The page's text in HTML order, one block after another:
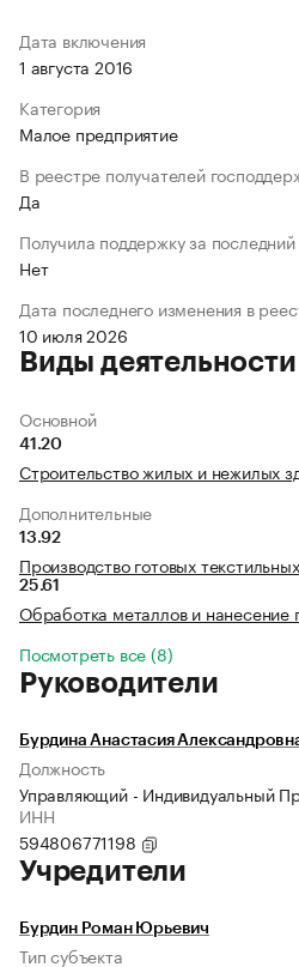
Дата включения
1 августа 2016
Категория
Малое предприятие
В реестре получателей
Да
Получила поддержку за последний
Нет
Дата последнего изменения в
10 июля 2026
Виды деятельности
Основной
41.20
Строительство жилых и нежилых
Дополнительные
13.92
Производство готовых
25.61
Обработка металлов и нанесение
Посмотреть все (8)
Руководители
Бурдина Анастасия
Должность
Управляющий - Индивидуальный
ИНН
594806771198
Учредители
Бурдин Роман Юрьевич
Тип субъекта